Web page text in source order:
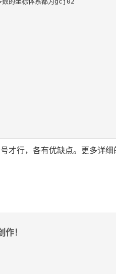
才行，各有优缺点。更多详
！